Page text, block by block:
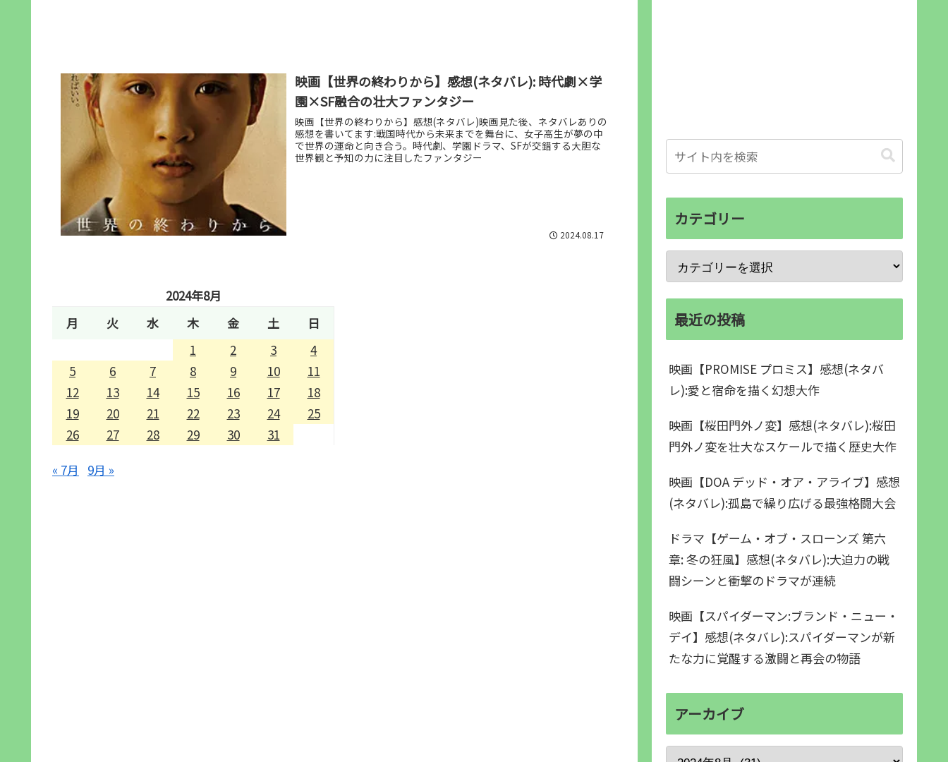
映画【世界の終わりから】感想(ネタバレ): 時代劇×学
園×SF融合の壮大ファンタジー
映画【世界の終わりから】感想(ネタバレ)映画見た後、ネタバレありの
感想を書いてます:戦国時代から未来までを舞台に、女子高生が夢の中
で世界の運命と向き合う。時代劇、学園ドラマ、SFが交錯する大胆な
世界観と予知の力に注目したファンタジー
2024.08.17
2024年8月
月
火 水 木 金 土
日
1
2 3
4
5
6 7 8 9 10
11
12
13 14 15 16 17
18
19
20 21 22 23 24
25
26
27 28 29 30
31
« 7月
9月 »
カテゴリー
最近の投稿
映画【PROMISE プロミス】感想(ネタバ
レ):愛と宿命を描く幻想大作
映画【桜田門外ノ変】感想(ネタバレ):桜田
門外ノ変を壮大なスケールで描く歴史大作
映画【DOA デッド・オア・アライブ】感想
(ネタバレ):孤島で繰り広げる最強格闘大会
ドラマ【ゲーム・オブ・スローンズ 第六
章: 冬の狂風】感想(ネタバレ):大迫力の戦
闘シーンと衝撃のドラマが連続
映画【スパイダーマン:ブランド・ニュー・
デイ】感想(ネタバレ):スパイダーマンが新
たな力に覚醒する激闘と再会の物語
アーカイブ